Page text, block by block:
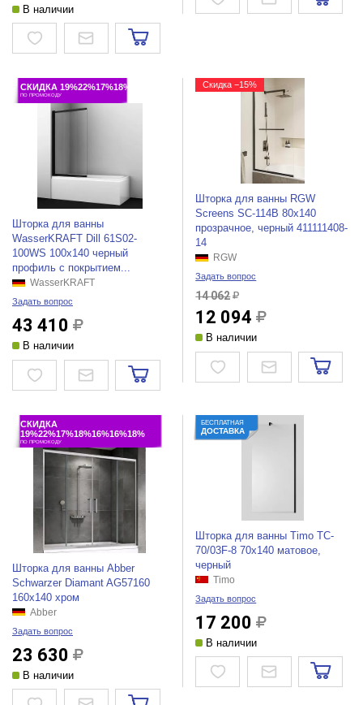
В наличии
СКИДКА 19%22%17%18%
ПО ПРОМОКОДУ
Шторка для ванны
WasserKRAFT Dill 61S02-
100WS 100х140 черный
профиль с покрытием...
WasserKRAFT
Задать вопрос
43 410
В наличии
Скидка −15%
Шторка для ванны RGW
Screens SC-114B 80x140
прозрачное, черный 411111408-
14
RGW
Задать вопрос
14 062
12 094
В наличии
СКИДКА
19%22%17%18%16%16%18%
ПО ПРОМОКОДУ
Шторка для ванны Abber
Schwarzer Diamant AG57160
160x140 хром
Abber
Задать вопрос
23 630
В наличии
БЕСПЛАТНАЯ
ДОСТАВКА
Шторка для ванны Timo TC-
70/03F-8 70x140 матовое,
черный
Timo
Задать вопрос
17 200
В наличии